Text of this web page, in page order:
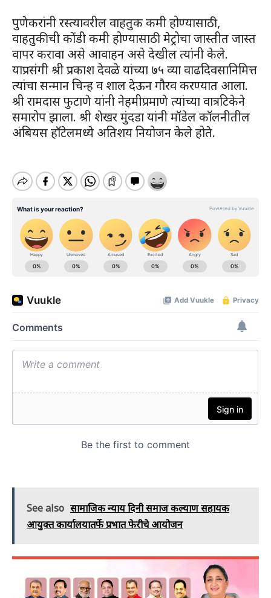
पुणेकरांनी रस्त्यावरील वाहतुक कमी होण्यासाठी,
वाहतुकीची कोंडी कमी होण्यासाठी मेट्रोचा जास्तीत जास्त
वापर करावा असे आवाहन असे देखील त्यांनी केले.
याप्रसंगी श्री प्रकाश देवळे यांच्या ७५ व्या वाढदिवसानिमित्त
त्यांचा सन्मान चिन्ह व शाल देऊन गौरव करण्यात आला.
श्री रामदास फुटाणे यांनी नेहमीप्रमाणे त्यांच्या वात्रटिकेने
समारोप झाला. श्री शेखर मुंदडा यांनी मॉडेल कॉलनीतील
अंबियस हॉटेलमध्ये अतिशय नियोजन केले होते.
See also सामाजिक न्याय दिनी समाज कल्याण सहायक
आयुक्त कार्यालयातर्फे प्रभात फेरीचे आयोजन